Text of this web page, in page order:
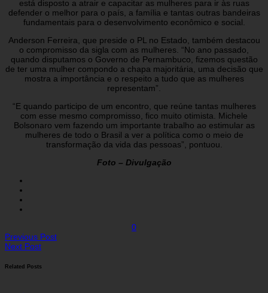
está disposto a atrair e capacitar as mulheres para ir às ruas
defender o melhor para o país, a família e tantas outras bandeiras
fundamentais para o desenvolvimento econômico e social.
Anderson Ferreira, que preside o PL no Estado, também destacou
o compromisso da sigla com as mulheres. “No ano passado,
quando disputamos o Governo de Pernambuco, fizemos questão
de ter uma mulher compondo a chapa majoritária, uma decisão que
mostra a importância e o respeito a tudo que as mulheres
representam”.
“E quando participo de um encontro, que reúne tantas mulheres
com esse mesmo compromisso, fico muito otimista. Michele
Bolsonaro vem fazendo um importante trabalho ao estimular as
mulheres de todo o Brasil a ver a política como o meio de
transformação da vida das pessoas”, pontuou.
Foto – Divulgação
0
Previous Post
Next Post
Related Posts